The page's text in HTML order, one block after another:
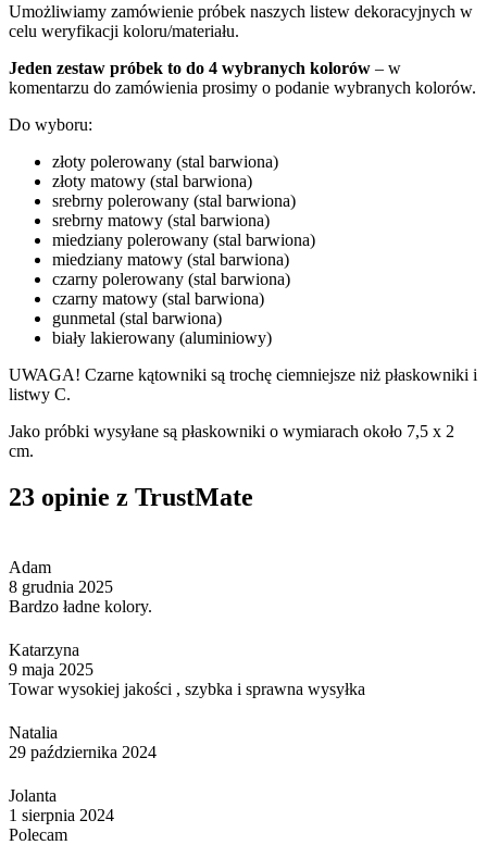
Umożliwiamy zamówienie próbek naszych listew dekoracyjnych w
celu weryfikacji koloru/materiału.
Jeden zestaw próbek to do 4 wybranych kolorów – w
komentarzu do zamówienia prosimy o podanie wybranych kolorów.
Do wyboru:
złoty polerowany (stal barwiona)
złoty matowy (stal barwiona)
srebrny polerowany (stal barwiona)
srebrny matowy (stal barwiona)
miedziany polerowany (stal barwiona)
miedziany matowy (stal barwiona)
czarny polerowany (stal barwiona)
czarny matowy (stal barwiona)
gunmetal (stal barwiona)
biały lakierowany (aluminiowy)
UWAGA! Czarne kątowniki są trochę ciemniejsze niż płaskowniki i
listwy C.
Jako próbki wysyłane są płaskowniki o wymiarach około 7,5 x 2
cm.
23 opinie z TrustMate
Adam
8 grudnia 2025
Bardzo ładne kolory.
Katarzyna
9 maja 2025
Towar wysokiej jakości , szybka i sprawna wysyłka
Natalia
29 października 2024
Jolanta
1 sierpnia 2024
Polecam